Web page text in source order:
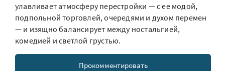
улавливает атмосферу перестройки — с ее модой,
подпольной торговлей, очередями и духом перемен
— и изящно балансирует между ностальгией,
комедией и светлой грустью.
Прокомментировать